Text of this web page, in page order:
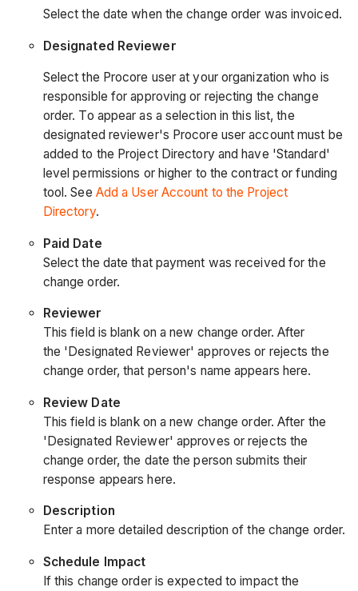
Select the date when the change order was invoiced.
Designated Reviewer
Select the Procore user at your organization who is
responsible for approving or rejecting the change
order. To appear as a selection in this list, the
designated reviewer's Procore user account must be
added to the Project Directory and have 'Standard'
level permissions or higher to the contract or funding
tool. See Add a User Account to the Project
Directory.
Paid Date
Select the date that payment was received for the
change order.
Reviewer
This field is blank on a new change order. After
the 'Designated Reviewer' approves or rejects the
change order, that person's name appears here.
Review Date
This field is blank on a new change order. After the
'Designated Reviewer' approves or rejects the
change order, the date the person submits their
response appears here.
Description
Enter a more detailed description of the change order.
Schedule Impact
If this change order is expected to impact the